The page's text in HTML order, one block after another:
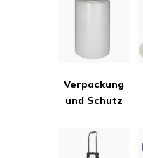
Verpackung
und Schutz